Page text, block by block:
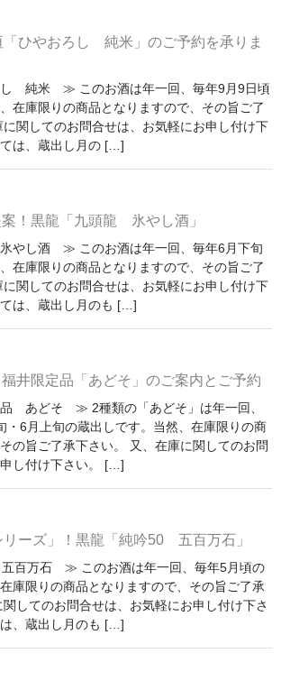
九頭龍]
[大黒正宗]
は昇る]
「ひやおろし 純米」のご予約を承りま
純米 ≫ このお酒は年一回、毎年9月9日頃
在庫限りの商品となりますので、その旨ご了
関してのお問合せは、お気軽にお申し付け下
は、蔵出し月の […]
！黒龍「九頭龍 氷やし酒」
し酒 ≫ このお酒は年一回、毎年6月下旬
在庫限りの商品となりますので、その旨ご了
関してのお問合せは、お気軽にお申し付け下
は、蔵出し月のも […]
井限定品「あどそ」のご案内とご予約
あどそ ≫ 2種類の「あどそ」は年一回、
・6月上旬の蔵出しです。当然、在庫限りの商
の旨ご了承下さい。 又、在庫に関してのお問
し付け下さい。 […]
ーズ」！黒龍「純吟50 五百万石」
万石 ≫ このお酒は年一回、毎年5月頃の
庫限りの商品となりますので、その旨ご了承
してのお問合せは、お気軽にお申し付け下さ
、蔵出し月のも […]